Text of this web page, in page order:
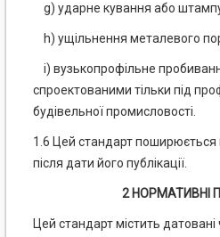
g) ударне кування або
h) ущільнення металевого
і) вузькопрофільне
спроектованими тільки під
будівельної промисловості.
1.6 Цей стандарт поширюється
після дати його публікації.
2 НОРМАТИВНІ
Цей стандарт містить